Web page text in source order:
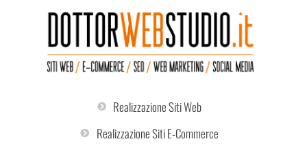
Realizzazione Siti Web
Realizzazione Siti E-Commerce